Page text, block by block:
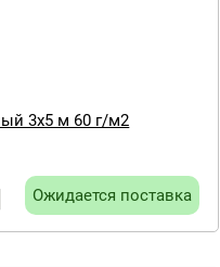
3х5 м 60 г/м2
Ожидается поставка